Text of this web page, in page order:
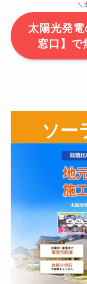
＼
太陽光発
窓口】で
ソー